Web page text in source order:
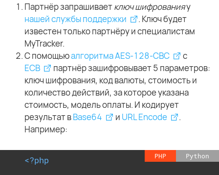
Партнёр запрашиваетключ шифрованияу
нашей службы поддержки
. Ключ будет
известен только партнёру и специалистам
MyTracker.
С помощьюалгоритма AES-128-CBC
c
ECB
партнёр зашифровывает 5 параметров:
ключ шифрования, код валюты, стоимость и
количество действий, за которое указана
стоимость, модель оплаты. И кодирует
результат вBase64 и URL Encode
.
Например:
PHP Python
<?php